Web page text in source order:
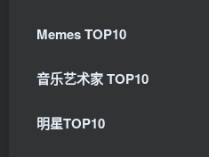
Memes TOP10
音乐艺术家 TOP10
明星TOP10